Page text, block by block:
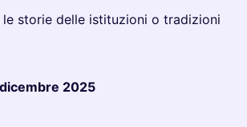
storie delle istituzioni o tradizioni
2025